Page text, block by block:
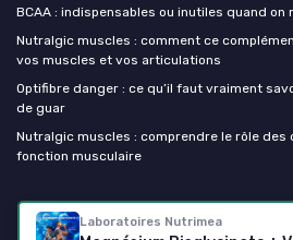
Laboratoires Nutrimea
BCAA : indispensables ou inutiles quand on
Nutralgic muscles : comment ce
vos muscles et vos articulations
Optifibre danger : ce qu’il faut vraiment
de guar
Nutralgic muscles : comprendre le rôle des
fonction musculaire
Mes complements alimentaires